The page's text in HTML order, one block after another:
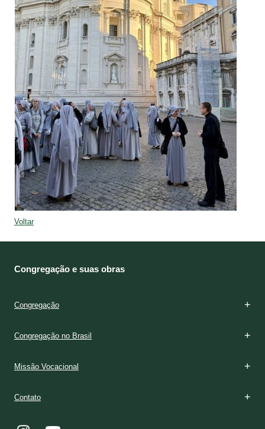
Voltar
Congregação e suas obras
Congregação
Congregação no Brasil
Missão Vocacional
Contato